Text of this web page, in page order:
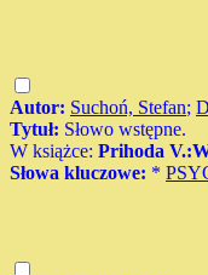
Autor: Suchoń, Stefan;
Tytuł: Słowo wstępne.
W książce: Prihoda
Słowa kluczowe: *